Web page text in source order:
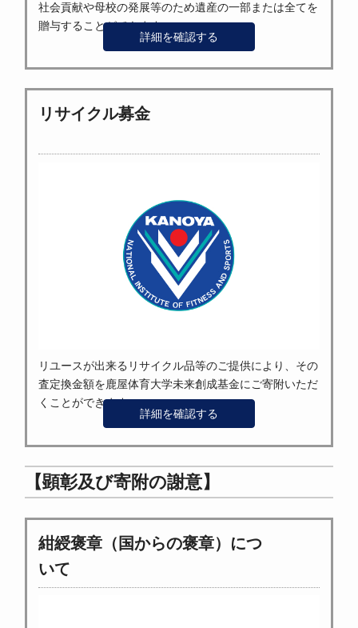
社会貢献や母校の発展等のため遺産の一部または全てを
贈与することができます。
詳細を確認する
リサイクル募金
リユースが出来るリサイクル品等のご提供により、その
査定換金額を鹿屋体育大学未来創成基金にご寄附いただ
くことができます。
詳細を確認する
【顕彰及び寄附の謝意】
紺綬褒章（国からの褒章）につ
いて